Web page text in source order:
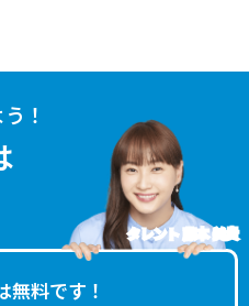
！
無料です！
タレント 藤本 美貴